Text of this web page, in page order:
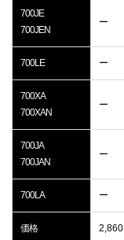
700JE
700JEN
ー
700LE ー
700XA
700XAN
ー
700JA
700JAN
ー
700LA ー
価格 2,860